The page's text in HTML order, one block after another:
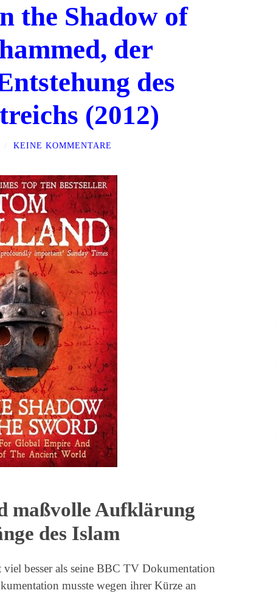
the Shadow of
der
des
(2012)
KEINE KOMMENTARE
maßvolle Aufklärung
des Islam
besser als seine BBC TV Dokumentation
musste wegen ihrer Kürze an